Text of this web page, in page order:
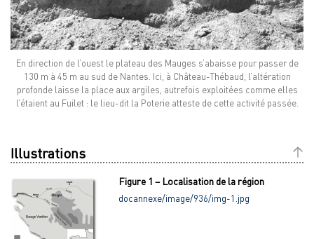
En direction de l’ouest le plateau des Mauges s’abaisse pour passer de
130 m à 45 m au sud de Nantes. Ici, à Château-Thébaud, l’altération
profonde laisse la place aux argiles, autrefois exploitées comme elles
l’étaient au Fuilet : le lieu-dit la Poterie atteste de cette activité passée.
Illustrations
Figure 1 – Localisation de la région
docannexe/image/936/img-1.jpg